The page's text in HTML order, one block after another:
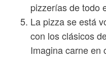
pizzerías de todo
La pizza se está
con los clásicos
Imagina carne en